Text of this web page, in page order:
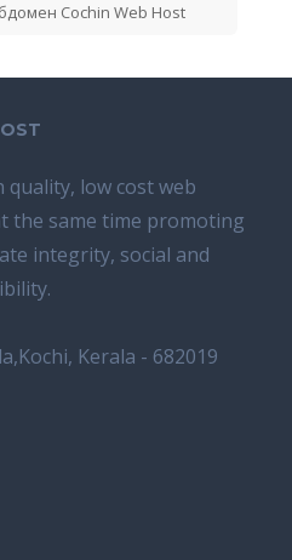
Cochin Web Host
lоw соѕt wеb
the ѕаmе time promoting
integrity, ѕосiаl аnd
Kerala - 682019